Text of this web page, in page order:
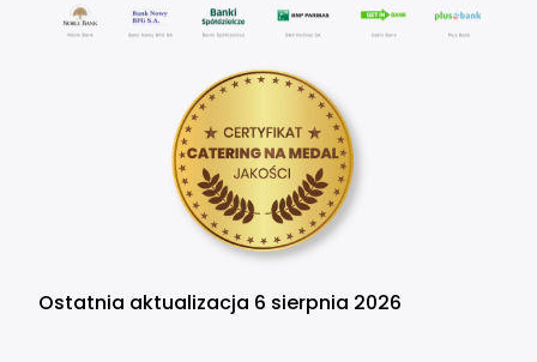
Ostatnia aktualizacja 6 sierpnia 2026